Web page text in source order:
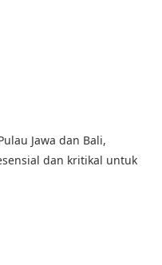
Jawa dan Bali,
dan kritikal untuk